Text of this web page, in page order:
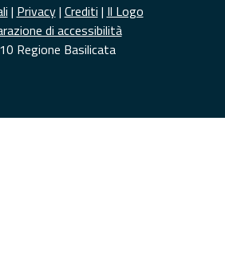
| Privacy| Crediti | Il Logo
di accessibilità
Regione Basilicata